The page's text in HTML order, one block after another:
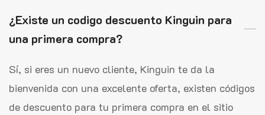
¿Existe un codigo descuento Kinguin para
una primera compra?
Sí, si eres un nuevo cliente, Kinguin te da la
bienvenida con una excelente oferta, existen códigos
de descuento para tu primera compra en el sitio